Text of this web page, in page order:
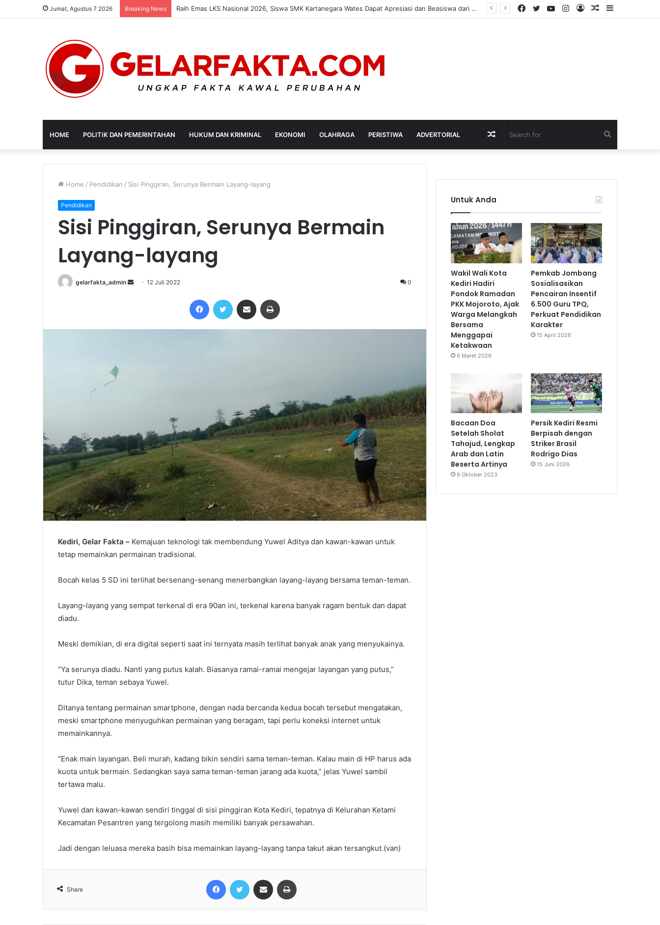
Jumat, Agustus 7 2026 Breaking News Disperdagin Kota Kediri Gelar Tera Ulang Jemput Bola, Jamin Akurasi Timbangan Pedagang Sidebar
Random
Log
Instagram
YouTube
Twitter
Facebook
HOME POLITIK DAN PEMERINTAHAN HUKUM DAN KRIMINAL EKONOMI OLAHRAGA PERISTIWA ADVERTORIAL Random
Home / Pendidikan / Sisi Pinggiran, Serunya Bermain Layang-layang
Pendidikan
Sisi Pinggiran, Serunya Bermain
Layang-layang
gelarfakta_admin
Send12 Juli 2022 0
FacebookTwitter Share via Email
Kediri, Gelar Fakta – Kemajuan teknologi tak membendung Yuwel Aditya dan kawan-kawan untuk
tetap memainkan permainan tradisional.
Bocah kelas 5 SD ini terlihat bersenang-senang menerbangkan layang-layang bersama teman-teman.
Layang-layang yang sempat terkenal di era 90an ini, terkenal karena banyak ragam bentuk dan dapat
diadu.
Meski demikian, di era digital seperti saat ini ternyata masih terlihat banyak anak yang menyukainya.
“Ya serunya diadu. Nanti yang putus kalah. Biasanya ramai-ramai mengejar layangan yang putus,”
tutur Dika, teman sebaya Yuwel.
Ditanya tentang permainan smartphone, dengan nada bercanda kedua bocah tersebut mengatakan,
meski smartphone menyuguhkan permainan yang beragam, tapi perlu koneksi internet untuk
memainkannya.
“Enak main layangan. Beli murah, kadang bikin sendiri sama teman-teman. Kalau main di HP harus ada
kuota untuk bermain. Sedangkan saya sama teman-teman jarang ada kuota,” jelas Yuwel sambil
tertawa malu.
Yuwel dan kawan-kawan sendiri tinggal di sisi pinggiran Kota Kediri, tepatnya di Kelurahan Ketami
Kecamatan Pesantren yang tergolong masih memiliki banyak persawahan.
Jadi dengan leluasa mereka basih bisa memainkan layang-layang tanpa takut akan tersangkut.(van)
Share
FacebookTwitter Share via Email
Untuk Anda
Wakil Wali Kota
Kediri Hadiri
Pondok Ramadan
PKK Mojoroto, Ajak
Warga Melangkah
Bersama
Menggapai
Ketakwaan
6 Maret 2026
Pemkab Jombang
Sosialisasikan
Pencairan Insentif
6.500 Guru TPQ,
Perkuat Pendidikan
Karakter
15 April 2026
Bacaan Doa
Setelah Sholat
Tahajud, Lengkap
Arab dan Latin
Beserta Artinya
9 Oktober 2023
Persik Kediri Resmi
Berpisah dengan
Striker Brasil
Rodrigo Dias
15 Juni 2026